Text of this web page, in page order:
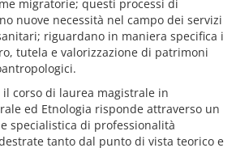
migratorie; questi processi di
nuove necessità nel campo dei servizi
riguardano in maniera specifica i
tutela e valorizzazione di patrimoni
il corso di laurea magistrale in
ed Etnologia risponde attraverso un
specialistica di professionalità
tanto dal punto di vista teorico e